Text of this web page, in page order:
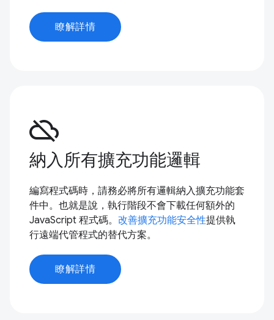
瞭解詳情
cloud_off
納入所有擴充功能邏輯
編寫程式碼時，請務必將所有邏輯納入擴充功能套
件中。也就是說，執行階段不會下載任何額外的
JavaScript 程式碼。 改善擴充功能安全性提供執
行遠端代管程式的替代方案。
瞭解詳情